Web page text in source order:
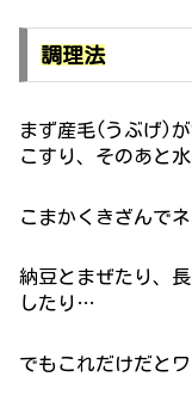
調理法
まず産毛(うぶげ)
こすり、そのあと
こまかくきざんで
納豆とまぜたり、
したり…
でもこれだけだと